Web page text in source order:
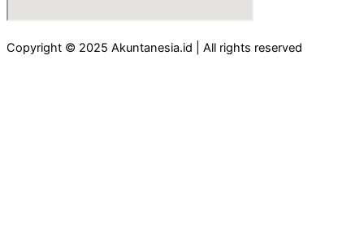
Copyright © 2025 Akuntanesia.id | All rights reserved